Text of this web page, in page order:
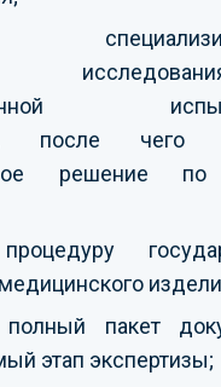
после чего
решение
пакет
этап экспертизы;